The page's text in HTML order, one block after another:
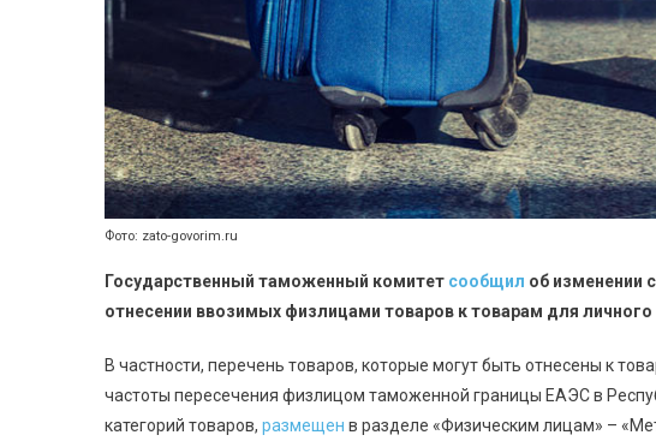
Фото: zato-govorim.ru
Государственный таможенный комитет сообщил об изменении
отнесении ввозимых физлицами товаров к товарам для личного
В частности, перечень товаров, которые могут быть отнесены к
частоты пересечения физлицом таможенной границы ЕАЭС в
категорий товаров, размещен в разделе «Физическим лицам» –